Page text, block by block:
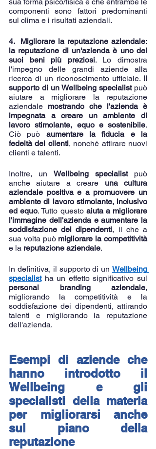
componenti sono fattori predominanti
sul clima e i risultati aziendali.
4.  Migliorare la reputazione aziendale
la reputazione di un'azienda è uno dei
suoi beni più preziosi. Lo dimostra
l'impegno delle grandi aziende alla
ricerca di un riconoscimento ufficiale. Il
supporto di un Wellbeing specialist può
aiutare a migliorare la reputazione
aziendale mostrando che l'azienda è
impegnata a creare un ambiente di
lavoro stimolante, equo e sostenibile.
Ciò può aumentare la fiducia e la
fedeltà dei clienti, nonché attirare nuovi
clienti e talenti.
Inoltre, un Wellbeing specialist può
anche aiutare a creare una cultura
aziendale positiva e a promuovere un
ambiente di lavoro stimolante, inclusivo
ed equo. Tutto questo aiuta a migliorare
l'immagine dell'azienda e aumentare la
soddisfazione dei dipendenti, il che a
sua volta può migliorare la competitività
e la reputazione aziendale.
In definitiva, il supporto di un Wellbeing
specialist
personal branding aziendale,
migliorando la competitività e la
soddisfazione dei dipendenti, attirando
talenti e migliorando la reputazione
dell'azienda.
Esempi di aziende che
hanno introdotto il
Wellbeing e gli
specialisti della materia
per migliorarsi anche
sul piano della
reputazione